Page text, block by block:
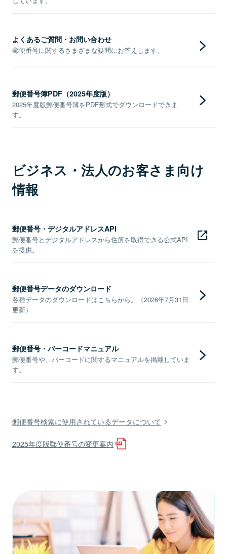
よくあるご質問・お問い合わせ
郵便番号に関するさまざまな疑問にお答えします。
郵便番号簿PDF（2025年度版）
2025年度版郵便番号簿をPDF形式でダウンロードできま
す。
ビジネス・法人のお客さま向け
情報
郵便番号・デジタルアドレスAPI
郵便番号とデジタルアドレスから住所を取得できる公式API
を提供。
郵便番号データのダウンロード
各種データのダウンロードはこちらから。（2026年7月31日
更新）
郵便番号・バーコードマニュアル
郵便番号や、バーコードに関するマニュアルを掲載していま
す。
郵便番号検索に使用されているデータについて
2025年度版郵便番号の変更案内